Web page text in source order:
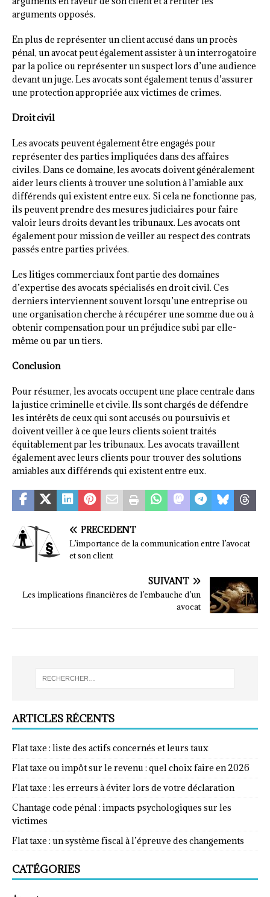
arguments opposés.
En plus de représenter un client accusé dans un procès
pénal, un avocat peut également assister à un interrogatoire
par la police ou représenter un suspect lors d’une audience
devant un juge. Les avocats sont également tenus d’assurer
une protection appropriée aux victimes de crimes.
Droit civil
Les avocats peuvent également être engagés pour
représenter des parties impliquées dans des affaires
civiles. Dans ce domaine, les avocats doivent généralement
aider leurs clients à trouver une solution à l’amiable aux
différends qui existent entre eux. Si cela ne fonctionne pas,
ils peuvent prendre des mesures judiciaires pour faire
valoir leurs droits devant les tribunaux. Les avocats ont
également pour mission de veiller au respect des contrats
passés entre parties privées.
Les litiges commerciaux font partie des domaines
d’expertise des avocats spécialisés en droit civil. Ces
derniers interviennent souvent lorsqu’une entreprise ou
une organisation cherche à récupérer une somme due ou à
obtenir compensation pour un préjudice subi par elle-
même ou par un tiers.
Conclusion
Pour résumer, les avocats occupent une place centrale dans
la justice criminelle et civile. Ils sont chargés de défendre
les intérêts de ceux qui sont accusés ou poursuivis et
doivent veiller à ce que leurs clients soient traités
équitablement par les tribunaux. Les avocats travaillent
également avec leurs clients pour trouver des solutions
amiables aux différends qui existent entre eux.
PRÉCÉDENT
L’importance de la communication entre l’avocat
et son client
SUIVANT
Les implications financières de l’embauche d’un
avocat
ARTICLES RÉCENTS
Flat taxe : liste des actifs concernés et leurs taux
Flat taxe ou impôt sur le revenu : quel choix faire en 2026
Flat taxe : les erreurs à éviter lors de votre déclaration
Chantage code pénal : impacts psychologiques sur les
victimes
Flat taxe : un système fiscal à l’épreuve des changements
CATÉGORIES